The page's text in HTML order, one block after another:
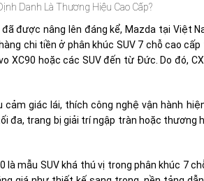
Danh Là Thương Hiệu Cao Cấp?
được nâng lên đáng kể, Mazda tại Việt
chi tiền ở phân khúc SUV 7 chỗ cao
XC90 hoặc các SUV đến từ Đức. Do đó,
cảm giác lái, thích công nghệ vận hành
đa, trang bị giải trí ngập tràn hoặc thương
là mẫu SUV khá thú vị trong phân khúc 7